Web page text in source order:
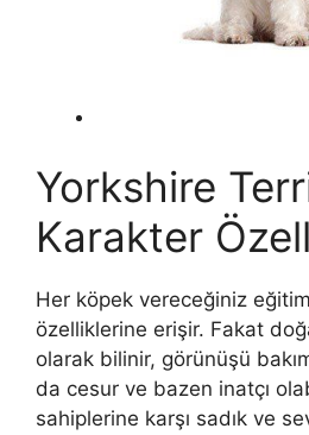
Yorkshire
Karakter
Her köpek vereceğiniz
özelliklerine erişir. Fakat
olarak bilinir, görünüşü
da cesur ve bazen inatçı
sahiplerine karşı sadık ve